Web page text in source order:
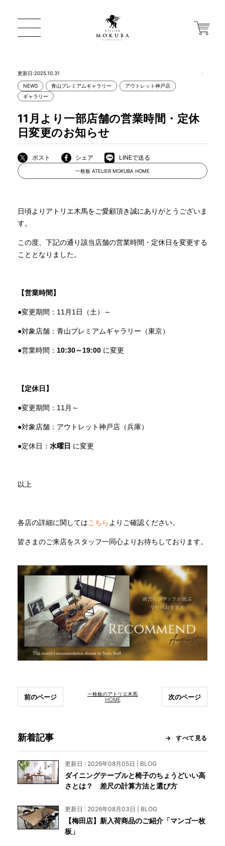
店舗から探す
一枚板 ATELIER MOKUBA HOME
商品情報
イベント
新入荷情報
納品事例
INFORMATION
よくあるご質問
お問い合わせ
更新日:2025.10.31
NEWS 青山プレミアムギャラリー
アウトレット神戸店
ギャラリー
11月より一部店舗の営業時間・定休
日変更のお知らせ
ポスト シェア LINEで送る
一枚板 ATELIER MOKUBA HOME
日頃よりアトリエ木馬をご愛顧頂き誠にありがとうございま
す。
この度、下記の通り該当店舗の営業時間・定休日を変更する
こととなりました。
【営業時間】
●変更期間：11月1日（土）～
●対象店舗：青山プレミアムギャラリー（東京）
●営業時間： 10:30～19:00 に変更
【定休日】
●変更期間：11月～
●対象店舗：アウトレット神戸店（兵庫）
●定休日： 水曜日 に変更
以上
各店の詳細に関してはこちらよりご確認ください。
皆さまのご来店をスタッフ一同心よりお待ちしております。
一枚板のアトリエ木馬
HOME
前のページ 次のページ
新着記事 すべて見る
更新日 : 2026年08月05日 | BLOG
ダイニングテーブルと椅子のちょうどいい高
さとは？ 差尺の計算方法と選び方
更新日 : 2026年08月03日 | BLOG
【梅田店】新入荷商品のご紹介「マンゴ一枚
板」